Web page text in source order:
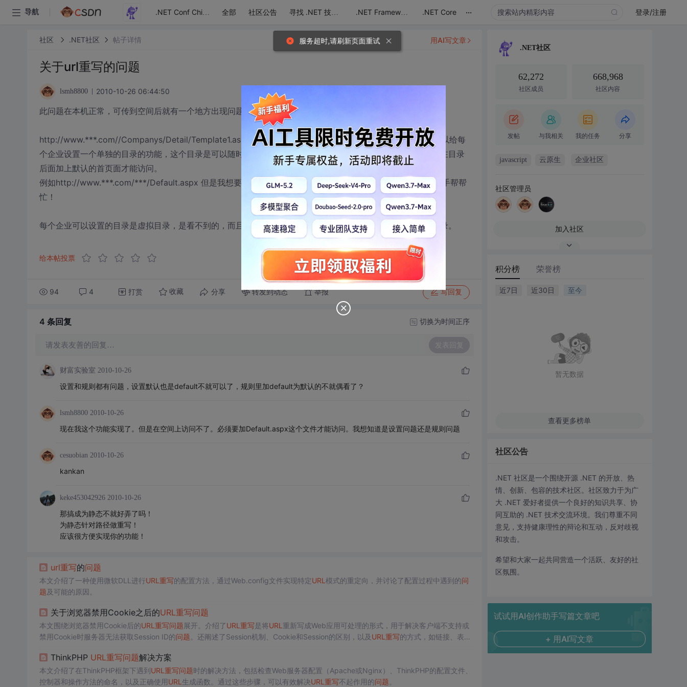
导航 .NET Conf China 全部 社区公告 寻找 .NET 技术达人 .NET Framework .NET Core ... 登录/注册
社区 .NET社区 帖子详情
关于url重写的问题
lsmh8800 2010-10-26 06:44:50
此问题在本机正常，可传到空间后就有一个地方出现问题！
http://www.***.com//Companys/Detail/Template1.aspx 这是我网站注册的企业的页面。因为我的企业后台可以给每
个企业设置一个单独的目录的功能，这个目录是可以随时更改的，现在从写规则已经写好，但是在服务器上必须在目录
后面加上默认的首页面才能访问。
例如http://www.***.com/***/Default.aspx 但是我想要的是这样http://www.***.com/***/就可以访问。那位高手帮帮
忙！
每个企业可以设置的目录是虚拟目录，是看不到的，而且这个目录是随时可以更改的，不会生成文件夹的虚拟目录。
给本帖投票
94 4 打赏 收藏 分享 转发到动态 举报 写回复
用AI写文章
4 条回复 切换为时间正序
请发表友善的回复… 发表回复
财富实验室 2010-10-26
设置和规则都有问题，设置默认也是default不就可以了，规则里加default为默认的不就偶看了？
lsmh8800 2010-10-26
现在我这个功能实现了。但是在空间上访问不了。必须要加Default.aspx这个文件才能访问。我想知道是设置问题还是规则问题
cesuobian 2010-10-26
kankan
keke453042926 2010-10-26
那搞成为静态不就好弄了吗！
为静态针对路径做重写！
应该很方便实现你的功能！
url重写的问题
本文介绍了一种使用微软DLL进行URL 重写的配置方法，通过Web.config文件实现特定URL 模式的重定向，并讨论了配置过程中遇到的问
题及可能的原因。
关于浏览器禁用Cookie之后的URL重写问题
本文围绕浏览器禁用Cookie后的URL 重写问题展开。介绍了URL 重写是将URL 重新写成Web应用可处理的形式，用于解决客户端不支持或
禁用Cookie时服务器无法获取Session ID的问题 。还阐述了Session机制、Cookie和Session的区别，以及 URL 重写的方式，如链接、表
ThinkPHP URL重写问题解决方案
本文介绍了在ThinkPHP框架下遇到URL 重写问题时的解决方法，包括检查Web服务器配置（Apache或Nginx）、ThinkPHP的配置文件、
控制器和操作方法的命名，以及正确使用URL 生成函数。通过这些步骤，可以有效解决URL 重写不起作用的问题
.NET社区
62,272
社区成员
668,968
社区内容
发帖 与我相关 我的任务 分享
javascript 云原生 企业社区
社区管理员
加入社区
积分榜 荣誉榜
近7日 近30日 至今
暂无数据
查看更多榜单
社区公告
.NET 社区是一个围绕开源 .NET 的开放、热
情、创新、包容的技术社区。社区致力于为广
大 .NET 爱好者提供一个良好的知识共享、协
同互助的 .NET 技术交流环境。我们尊重不同
意见，支持健康理性的辩论和互动，反对歧视
和攻击。
希望和大家一起共同营造一个活跃、友好的社
区氛围。
试试用AI创作助手写篇文章吧
+ 用AI写文章
服务超时,请刷新页面重试